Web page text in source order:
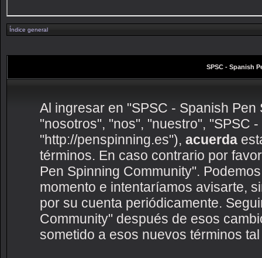
Índice general
SPSC - Spanish
Al ingresar en "SPSC - Spanish
"nosotros", "nos", "nuestro", "SPSC
"http://penspinning.es"), acuerda
términos. En caso contrario por
Pen Spinning Community".
momento e intentaríamos avisarte,
por su cuenta periódicamente.
Community" después de esos
sometido a esos nuevos términos